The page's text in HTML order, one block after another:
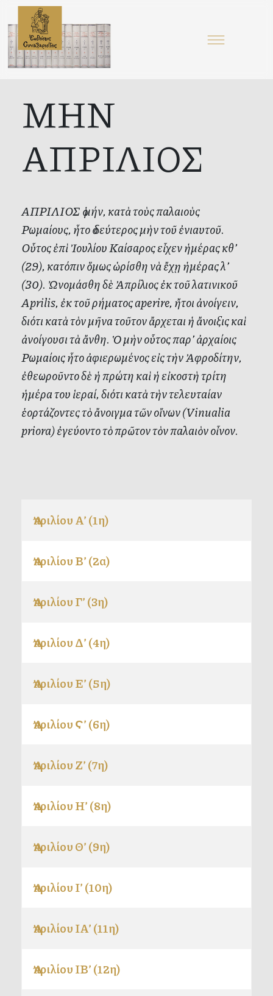
ΜΗΝ
ΑΠΡΙΛΙΟΣ
ΑΠΡΙΛΙΟΣ ὁ μήν, κατὰ τοὺς παλαιοὺς
Ρωμαίους, ἦτο ὁ δεύτερος μὴν τοῦ ἐνιαυτοῦ.
Οὗτος ἐπὶ Ἰουλίου Καίσαρος εἶχεν ἡμέρας κθ’
(29), κατόπιν ὅμως ὡρίσθη νὰ ἔχῃ ἡμέρας λ’
(30). Ὠνομάσθη δὲ Ἀπρίλιος ἐκ τοῦ λατινικοῦ
Aprilis, ἐκ τοῦ ρήματος aperire, ἤτοι ἀνοίγειν,
διότι κατὰ τὸν μῆνα τοῦτον ἄρχεται ἡ ἄνοιξις καὶ
ἀνοίγουσι τὰ ἄνθη. Ὁ μὴν οὗτος παρ’ ἀρχαίοις
Ρωμαίοις ἦτο ἀφιερωμένος εἰς τὴν Ἀφροδίτην,
ἐθεωροῦντο δὲ ἡ πρώτη καὶ ἡ εἰκοστὴ τρίτη
ἡμέρα του ἱεραί, διότι κατὰ τὴν τελευταίαν
ἑορτάζοντες τὸ ἄνοιγμα τῶν οἴνων (Vinualia
priora) ἐγεύοντο τὸ πρῶτον τὸν παλαιὸν οἶνον.
Ἀπριλίου Α’ (1η)
Ἀπριλίου Β’ (2α)
Ἀπριλίου Γ’ (3η)
Ἀπριλίου Δ’ (4η)
Ἀπριλίου Ε’ (5η)
Ἀπριλίου Ϛ’ (6η)
Ἀπριλίου Ζ’ (7η)
Ἀπριλίου Η’ (8η)
Ἀπριλίου Θ’ (9η)
Ἀπριλίου Ι’ (10η)
Ἀπριλίου ΙΑ’ (11η)
Ἀπριλίου ΙΒ’ (12η)